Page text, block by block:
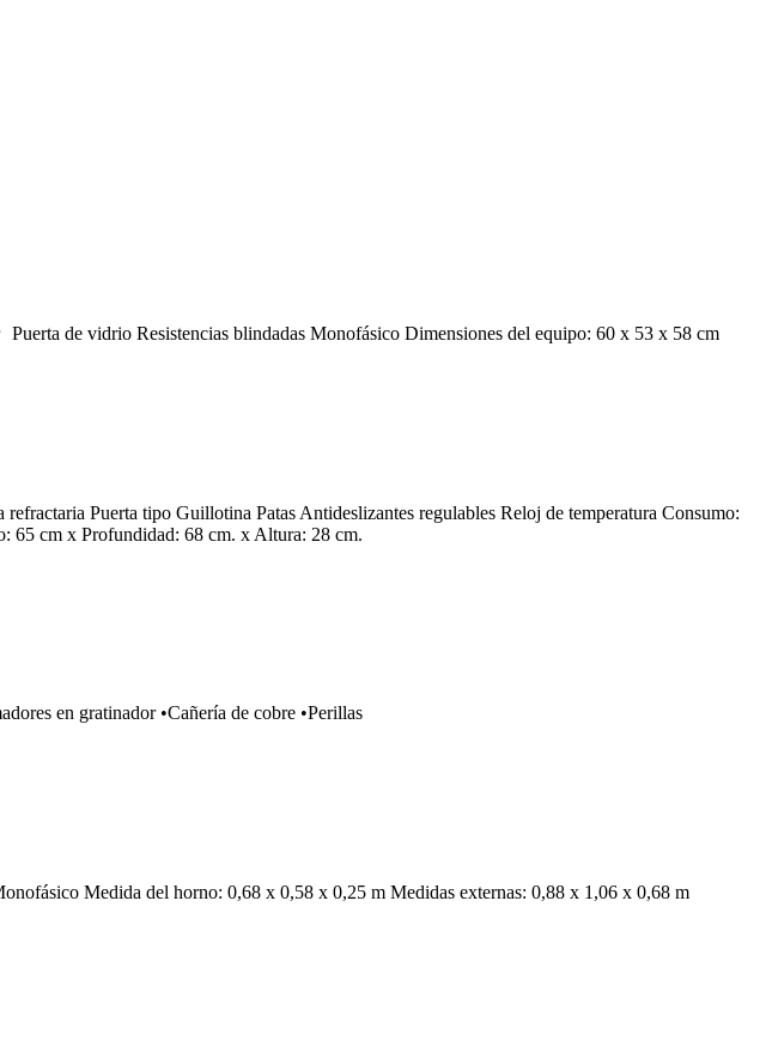
de vidrio Resistencias blindadas Monofásico Dimensiones del equipo: 60 x 53 x 58 cm
Puerta tipo Guillotina Patas Antideslizantes regulables Reloj de temperatura Consumo:
65 cm x Profundidad: 68 cm. x Altura: 28 cm.
en gratinador •Cañería de cobre •Perillas
Medida del horno: 0,68 x 0,58 x 0,25 m Medidas externas: 0,88 x 1,06 x 0,68 m